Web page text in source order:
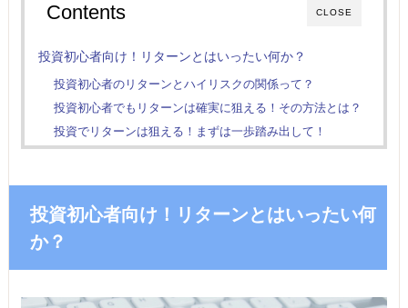
CLOSE
Contents
投資初心者向け！リターンとはいったい何か？
投資初心者のリターンとハイリスクの関係って？
投資初心者でもリターンは確実に狙える！その方法とは？
投資でリターンは狙える！まずは一歩踏み出して！
投資初心者向け！リターンとはいったい何
か？